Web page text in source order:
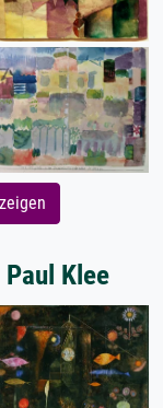
Klee